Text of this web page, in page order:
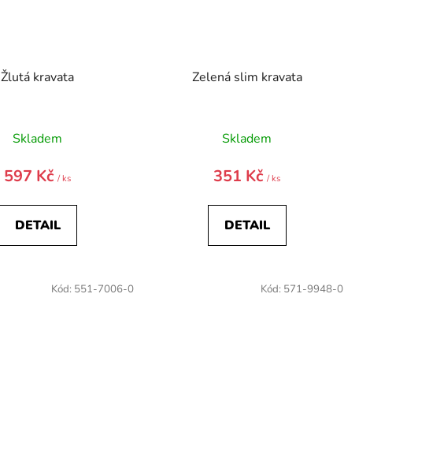
Žlutá kravata
Skladem
597 Kč/ ks
DETAIL
Zelená slim kravata
Skladem
351 Kč/ ks
DETAIL
Kód: 551-7006-0 Kód: 571-9948-0